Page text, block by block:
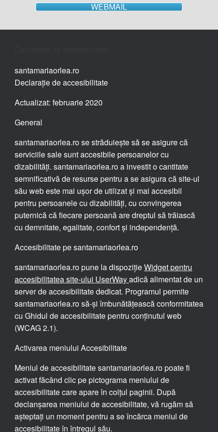
WEBMAIL
santamariaorlea.ro
Declarație de accesibilitate
Actualizat: februarie 2020
General
santamariaorlea.ro se străduiește să se asigure că
serviciile sale sunt accesibile persoanelor cu
dizabilități. santamariaorlea.ro a investit o cantitate
semnificativă de resurse pentru a se asigura că site-ul
său web este mai ușor de utilizat și mai accesibil
pentru persoanele cu dizabilități, cu convingerea
puternică că fiecare persoană are dreptul să trăiască
cu demnitate, egalitate, confort și independență.
Accesibilitate pe santamariaorlea.ro
santamariaorlea.ro pune la dispozițieWidget pentru
accesibilitatea site-ului UserWayadică alimentat de un
server de accesibilitate dedicat. Programul permite
santamariaorlea.ro să-și îmbunătățească conformitatea
cu Ghidul de accesibilitate pentru conținutul web
(WCAG 2.1).
Activarea meniului Accesibilitate
Meniul de accesibilitate santamariaorlea.ro poate fi
activat făcând clic pe pictograma meniului de
accesibilitate care apare în colțul paginii. După
declanșarea meniului de accesibilitate, vă rugăm să
așteptați un moment pentru a se încărca meniul de
accesibilitate în întregul său.